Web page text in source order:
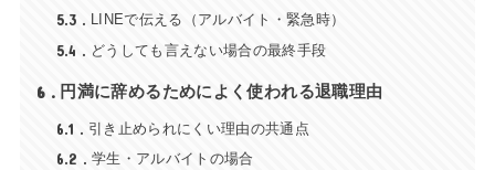
5.3 LINEで伝える（アルバイト・緊急時）
5.4 どうしても言えない場合の最終手段
6 円満に辞めるためによく使われる退職理由
6.1 引き止められにくい理由の共通点
6.2 学生・アルバイトの場合